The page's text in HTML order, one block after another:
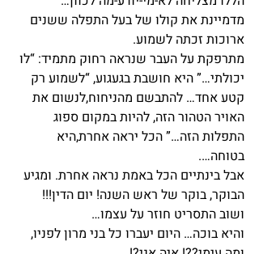
מדמיינת את קולו של בעל התפלה ששנים
ארוכות זכתה לשמוע.
מתרפקת על העבר שנראה רחוק מתמיד: “לו
יכולתי…” היא חושבת בגעגוע, “לשמוע רק
קטע אחד… להתבשם מהניחוח,לנשום את
האויר הטהור הזה, להיות במקום ספוג
התפלות הזה…” הכל יראה אחרת,היא
בטוחה….
אבל בינתיים הכל באמת נראה אחרת. ומגיע
הבוקר, בוקר של ראש השנה! יום הדין!!!
ושוב התסריט חוזר על עצמו…
והיא בוכה… היום יעברו כל בני מרון לפניו,